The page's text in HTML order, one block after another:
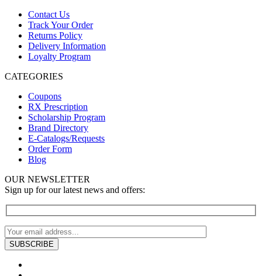
Contact Us
Track Your Order
Returns Policy
Delivery Information
Loyalty Program
CATEGORIES
Coupons
RX Prescription
Scholarship Program
Brand Directory
E-Catalogs/Requests
Order Form
Blog
OUR NEWSLETTER
Sign up for our latest news and offers: